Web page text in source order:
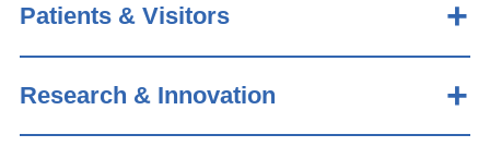
Patients & Visitors
Research & Innovation